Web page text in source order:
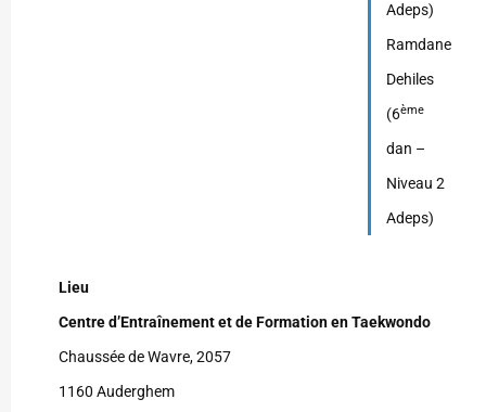
Adeps)
Ramdane
Dehiles
(6ème
dan –
Niveau 2
Adeps)
Lieu
Centre d’Entraînement et de Formation en Taekwondo
Chaussée de Wavre, 2057
1160 Auderghem